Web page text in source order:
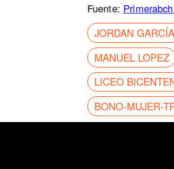
Fuente:
JORDAN GARCÍA
MANUEL LOPEZ
LICEO
BONO-MUJER-